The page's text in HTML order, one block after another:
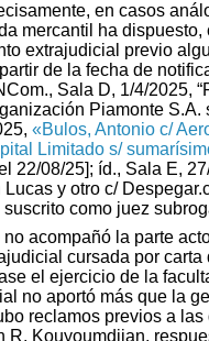
en casos
mercantil ha dispuesto,
extrajudicial previo
de la fecha de
Sala D, 1/4/2025,
Piamonte S.A.
«Bulos, Antonio c/
Limitado s/
22/08/25]; íd., Sala E,
y otro c/
como juez
no acompañó la parte
cursada por carta
el ejercicio de la
no aportó más que la
reclamos previos a las
R. Kouyoumdjian,